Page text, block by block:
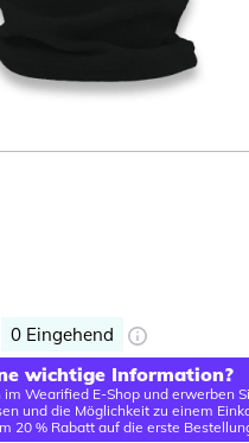
0 Eingehend
wichtige Information?
im Wearified E-Shop und erwerben
und die Möglichkeit zu einem
20 % Rabatt auf die erste